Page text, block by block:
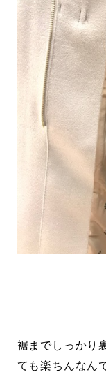
裾までしっかり
ても楽ちんな